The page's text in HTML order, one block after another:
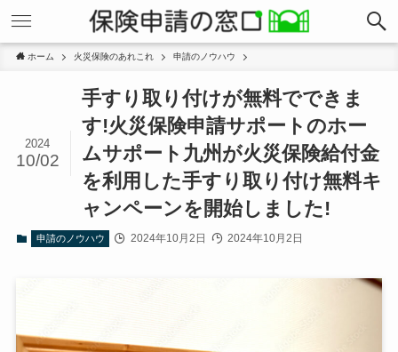
ホーム 火災保険のあれこれ 申請のノウハウ
手すり取り付けが無料でできま
す!火災保険申請サポートのホー
ムサポート九州が火災保険給付金
を利用した手すり取り付け無料キ
ャンペーンを開始しました!
2024
10/02
申請のノウハウ 2024年10月2日 2024年10月2日